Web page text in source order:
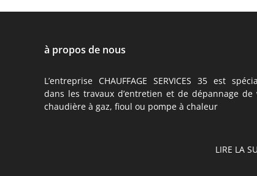
à propos de nous
L’entreprise CHAUFFAGE SERVICES 35 est
dans les travaux d’entretien et de dépannage de
chaudière à gaz, fioul ou pompe à chaleur
LIRE LA